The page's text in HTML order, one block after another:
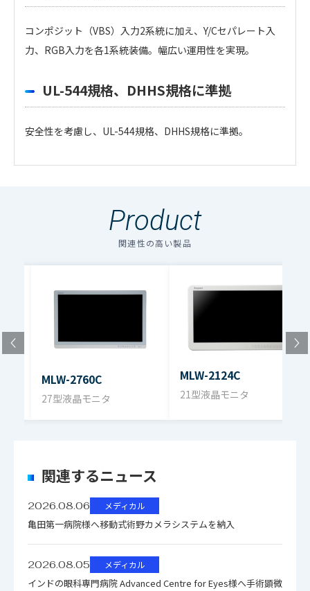
コンポジット（VBS）入力2系統に加え、Y/Cセパレート入
力、RGB入力を各1系統装備。幅広い運用性を実現。
UL-544規格、DHHS規格に準拠
安全性を考慮し、UL-544規格、DHHS規格に準拠。
・
アイコンのファイルは個人情報の入力が必須と
のアイコンの場合はファイル名をクリックするとダウン
ファイル名
Product
関連性の高い製品
MLW-2760C
27型液晶モニタ
MLW-2124C
21型液晶モニタ
関連するニュース
2026.08.06 メディカル
亀田第一病院様へ移動式術野カメラシステムを納入
2026.08.05 メディカル
インドの眼科専門病院 Advanced Centre for Eyes様へ手術顕微